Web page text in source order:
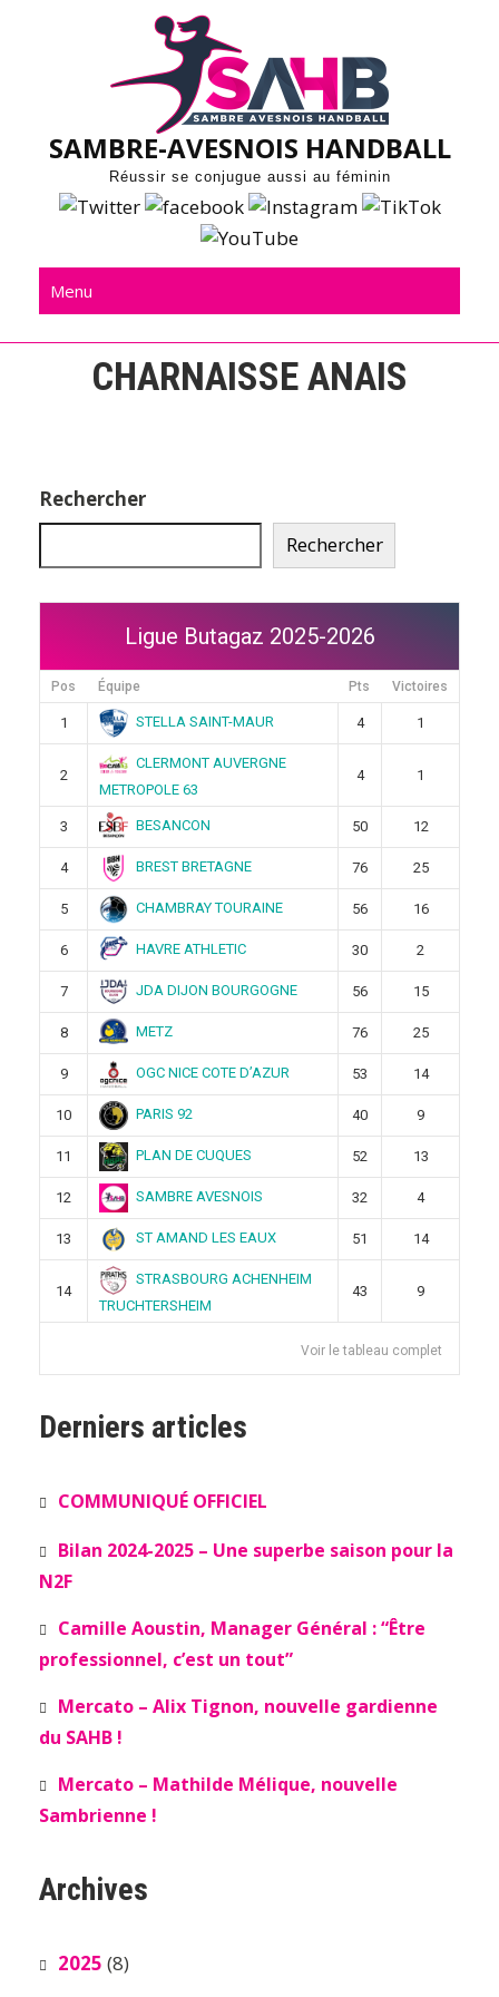
SAMBRE-AVESNOIS HANDBALL
Réussir se conjugue aussi au féminin
Menu
CHARNAISSE ANAIS
Rechercher
Rechercher
Ligue Butagaz 2025-2026
Pos Équipe Pts Victoires
1 STELLA SAINT-MAUR 4 1
2
CLERMONT AUVERGNE
METROPOLE 63
4 1
3 BESANCON 50 12
4 BREST BRETAGNE 76 25
5 CHAMBRAY TOURAINE 56 16
6 HAVRE ATHLETIC 30 2
7 JDA DIJON BOURGOGNE 56 15
8 METZ 76 25
9 OGC NICE COTE D’AZUR 53 14
10 PARIS 92 40 9
11 PLAN DE CUQUES 52 13
12 SAMBRE AVESNOIS 32 4
13 ST AMAND LES EAUX 51 14
14
STRASBOURG ACHENHEIM
TRUCHTERSHEIM
43 9
Voir le tableau complet
Derniers articles
COMMUNIQUÉ OFFICIEL
Bilan 2024-2025 – Une superbe saison pour la
N2F
Camille Aoustin, Manager Général : “Être
professionnel, c’est un tout”
Mercato – Alix Tignon, nouvelle gardienne
du SAHB !
Mercato – Mathilde Mélique, nouvelle
Sambrienne !
Archives
2025 (8)